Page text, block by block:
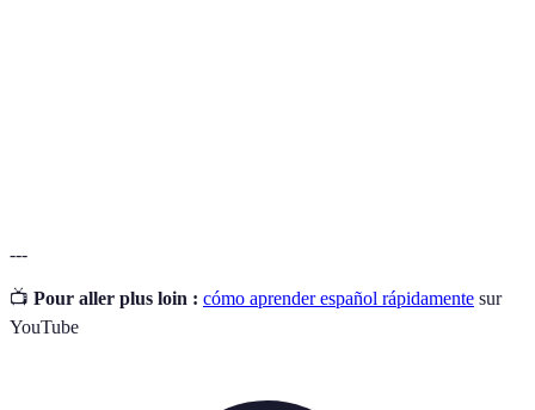
---
📺 Pour aller plus loin : cómo aprender español rápidamente sur
YouTube